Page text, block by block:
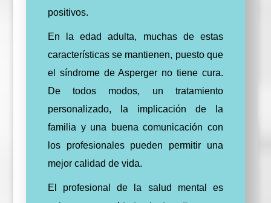
positivos.
En la edad adulta, muchas de estas
características se mantienen, puesto que
el síndrome de Asperger no tiene cura.
De todos modos, un tratamiento
personalizado, la implicación de la
familia y una buena comunicación con
los profesionales pueden permitir una
mejor calidad de vida.
El profesional de la salud mental es